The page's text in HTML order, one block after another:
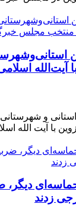
آیت‌الله‌
و
با آیت الله
دیگر،
زدند